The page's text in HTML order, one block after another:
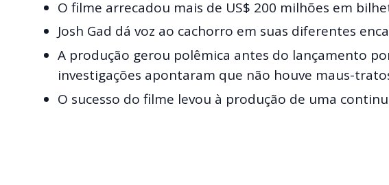
O filme arrecadou mais de US$ 200 milhões em
Josh Gad dá voz ao cachorro em suas diferentes
A produção gerou polêmica antes do lançamento
investigações apontaram que não houve maus-
O sucesso do filme levou à produção de uma